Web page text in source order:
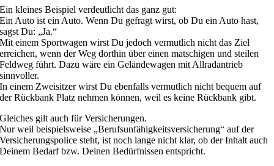
Ein kleines Beispiel verdeutlicht das ganz gut:
Ein Auto ist ein Auto. Wenn Du gefragt wirst, ob Du ein Auto hast,
sagst Du: „Ja.“
Mit einem Sportwagen wirst Du jedoch vermutlich nicht das Ziel
erreichen, wenn der Weg dorthin über einen matschigen und steilen
Feldweg führt. Dazu wäre ein Geländewagen mit Allradantrieb
sinnvoller.
In einem Zweisitzer wirst Du ebenfalls vermutlich nicht bequem auf
der Rückbank Platz nehmen können, weil es keine Rückbank gibt.
Gleiches gilt auch für Versicherungen.
Nur weil beispielsweise „Berufsunfähigkeitsversicherung“ auf der
Versicherungspolice steht, ist noch lange nicht klar, ob der Inhalt auch
Deinem Bedarf bzw. Deinen Bedürfnissen entspricht.